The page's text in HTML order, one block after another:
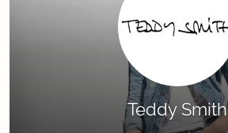
Teddy Smith